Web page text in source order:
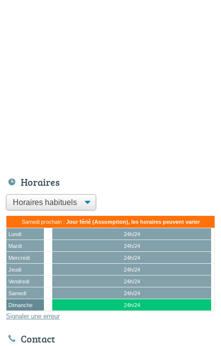
Horaires
Samedi prochain : Jour férié (Assomption), les horaires peuvent varier
Lundi
24h/24
Mardi
24h/24
Mercredi
24h/24
Jeudi
24h/24
Vendredi
24h/24
Samedi
24h/24
Dimanche
24h/24
Signaler une erreur
Contact